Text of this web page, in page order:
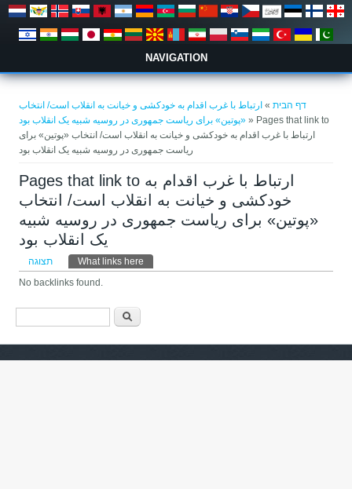
NAVIGATION
דף הבית» ارتباط با غرب اقدام به خودکشی و خیانت به انقلاب است/ انتخاب
«پوتین» برای ریاست جمهوری در روسیه شبیه یک انقلاب بود » Pages that link to
ارتباط با غرب اقدام به خودکشی و خیانت به انقلاب است/ انتخاب «پوتین» برای
ریاست جمهوری در روسیه شبیه یک انقلاب بود
Pages that link to ارتباط با غرب اقدام به
خودکشی و خیانت به انقلاب است/ انتخاب
«پوتین» برای ریاست جمهوری در روسیه شبیه
یک انقلاب بود
לשוניות ראשיות
תצוגה What links here
No backlinks found.